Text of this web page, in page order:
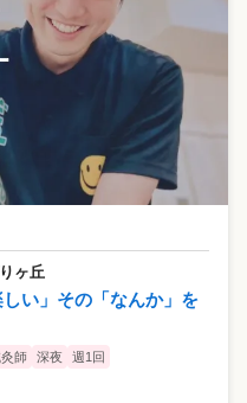
ヶ丘
い」その「なんか」を
師 深夜 週1回